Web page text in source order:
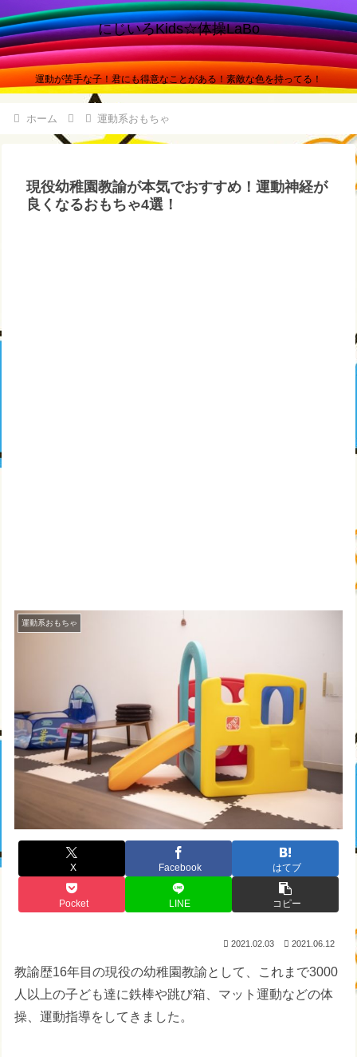
にじいろKids☆体操LaBo
運動が苦手な子！君にも得意なことがある！素敵な色を持ってる！
ホーム 運動系おもちゃ
現役幼稚園教諭が本気でおすすめ！運動神経が
良くなるおもちゃ4選！
運動系おもちゃ
X Facebook はてブ
Pocket LINE コピー
2021.02.03 2021.06.12
教諭歴16年目の現役の幼稚園教諭として、これまで3000
人以上の子ども達に鉄棒や跳び箱、マット運動などの体
操、運動指導をしてきました。